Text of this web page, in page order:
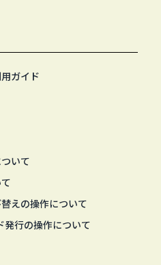
ガイド
いて
えの操作について
発行の操作について